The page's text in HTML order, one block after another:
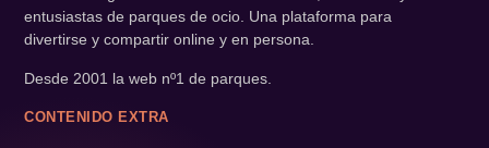
entusiastas de parques de ocio. Una plataforma para
divertirse y compartir online y en persona.
Desde 2001 la web nº1 de parques.
CONTENIDO EXTRA